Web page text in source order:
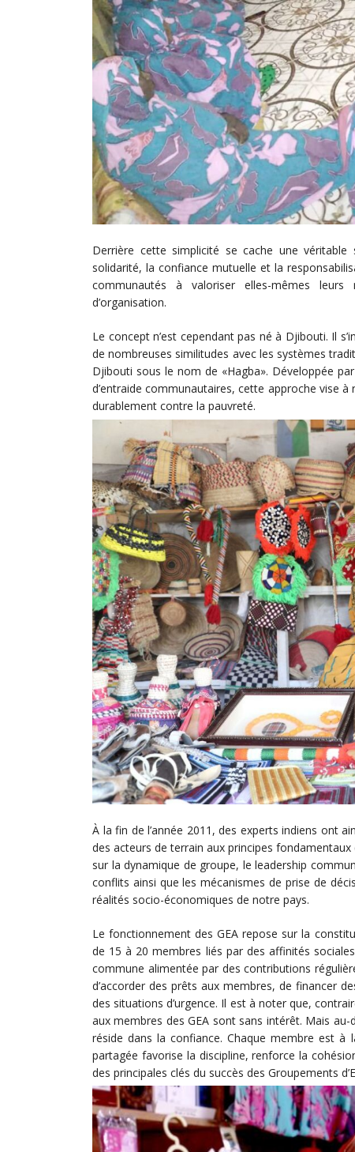
Derrière cette simplicité se cache une
solidarité, la confiance mutuelle et la
communautés à valoriser elles-mêmes
d’organisation.
Le concept n’est cependant pas né à Djibouti. Il
de nombreuses similitudes avec les systèmes
Djibouti sous le nom de «Hagba». Développée
d’entraide communautaires, cette approche vise
durablement contre la pauvreté.
À la fin de l’année 2011, des experts indiens ont
des acteurs de terrain aux principes
sur la dynamique de groupe, le leadership
conflits ainsi que les mécanismes de prise de
réalités socio-économiques de notre pays.
Le fonctionnement des GEA repose sur la
de 15 à 20 membres liés par des affinités
commune alimentée par des contributions
d’accorder des prêts aux membres, de financer
des situations d’urgence. Il est à noter que,
aux membres des GEA sont sans intérêt. Mais
réside dans la confiance. Chaque membre est
partagée favorise la discipline, renforce la
des principales clés du succès des Groupements